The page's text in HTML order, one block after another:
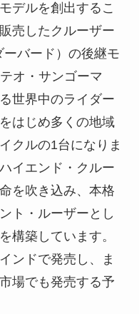
デルを創出するこ
売したクルーザー
バード）の後継モ
オ・サンゴーマ
世界中のライダー
はじめ多くの地域
クルの1台になりま
イエンド・クルー
を吹き込み、本格
ト・ルーザーとし
構築しています。
ンドで発売し、ま
場でも発売する予